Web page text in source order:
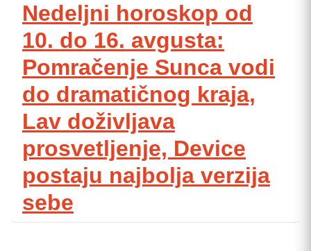
Nedeljni horoskop od
10. do 16. avgusta:
Pomračenje Sunca vodi
do dramatičnog kraja,
Lav doživljava
prosvetljenje, Device
postaju najbolja verzija
sebe